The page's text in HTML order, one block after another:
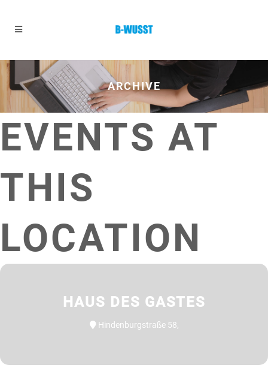
ARCHIVE
EVENTS AT
THIS
LOCATION
HAUS DES GASTES
Hindenburgstraße 58,